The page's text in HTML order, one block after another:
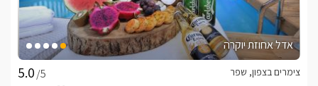
אדל אחוזת יוקרה
/5
צימרים בצפון, שפר